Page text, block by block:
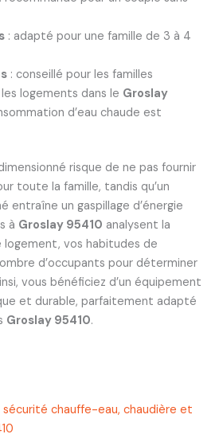
: adapté pour une famille de 3 à 4
: conseillé pour les familles
logements dans le Groslay
d’eau chaude est
risque de ne pas fournir
toute la famille, tandis qu’un
entraîne un gaspillage d’énergie
à Groslay 95410 analysent la
vos habitudes de
d’occupants pour déterminer
vous bénéficiez d’un équipement
et durable, parfaitement adapté
Groslay 95410.
sécurité chauffe-eau, chaudière et